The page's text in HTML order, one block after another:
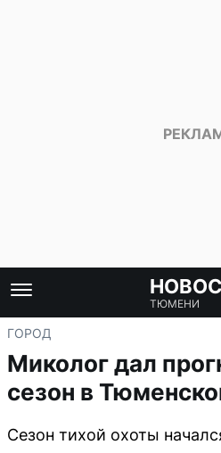
ТЮМЕНИ
ГОРОД
Миколог дал
сезон в
Сезон тихой охоты